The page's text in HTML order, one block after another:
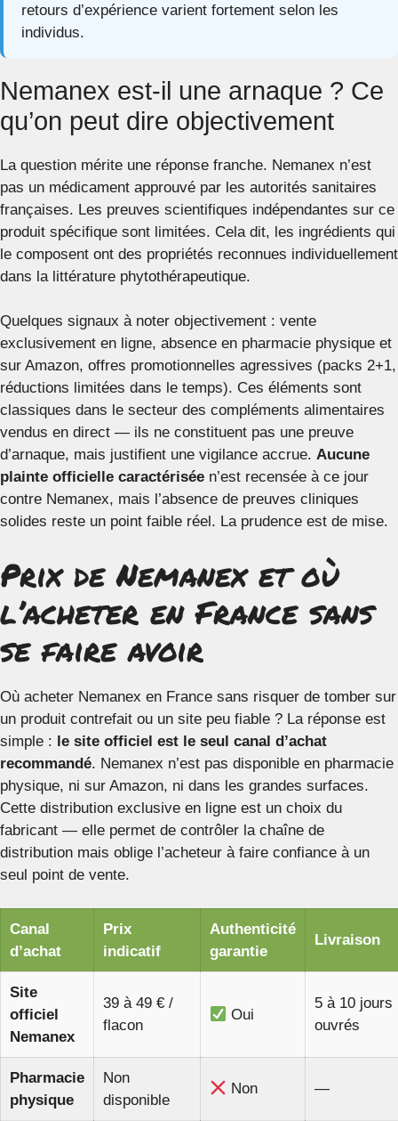
retours d’expérience varient fortement selon les
individus.
Nemanex est-il une arnaque ? Ce
qu’on peut dire objectivement
La question mérite une réponse franche. Nemanex n’est
pas un médicament approuvé par les autorités sanitaires
françaises. Les preuves scientifiques indépendantes sur ce
produit spécifique sont limitées. Cela dit, les ingrédients qui
le composent ont des propriétés reconnues individuellement
dans la littérature phytothérapeutique.
Quelques signaux à noter objectivement : vente
exclusivement en ligne, absence en pharmacie physique et
sur Amazon, offres promotionnelles agressives (packs 2+1,
réductions limitées dans le temps). Ces éléments sont
classiques dans le secteur des compléments alimentaires
vendus en direct — ils ne constituent pas une preuve
d’arnaque, mais justifient une vigilance accrue. Aucune
plainte officielle caractérisée n’est recensée à ce jour
contre Nemanex, mais l’absence de preuves cliniques
solides reste un point faible réel. La prudence est de mise.
Prix de Nemanex et où
l’acheter en France sans
se faire avoir
Où acheter Nemanex en France sans risquer de tomber sur
un produit contrefait ou un site peu fiable ? La réponse est
simple : le site officiel est le seul canal d’achat
recommandé. Nemanex n’est pas disponible en pharmacie
physique, ni sur Amazon, ni dans les grandes surfaces.
Cette distribution exclusive en ligne est un choix du
fabricant — elle permet de contrôler la chaîne de
distribution mais oblige l’acheteur à faire confiance à un
seul point de vente.
Canal
d’achat
Prix
indicatif
Authenticité
garantie
Livraison
Site
officiel
Nemanex
39 à 49 € /
flacon
Oui
5 à 10 jours
ouvrés
Pharmacie
physique
Non
disponible
Non —